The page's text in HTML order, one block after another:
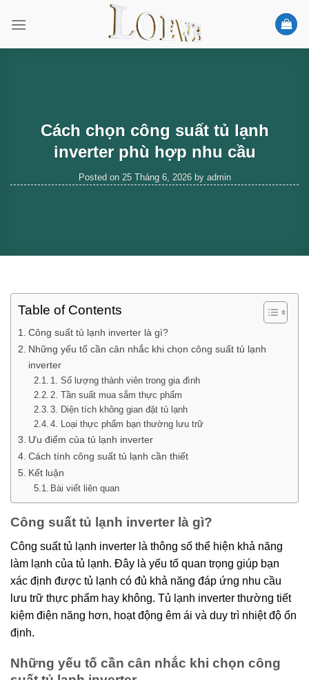
Cách chọn công suất tủ lạnh
inverter phù hợp nhu cầu
Posted on 25 Tháng 6, 2026by admin
Table of Contents
Công suất tủ lạnh inverter là gì?
Những yếu tố cần cân nhắc khi chọn công suất tủ lạnh
inverter
1. Số lượng thành viên trong gia đình
2. Tần suất mua sắm thực phẩm
3. Diện tích không gian đặt tủ lạnh
4. Loại thực phẩm bạn thường lưu trữ
Ưu điểm của tủ lạnh inverter
Cách tính công suất tủ lạnh cần thiết
Kết luận
Bài viết liên quan
Công suất tủ lạnh inverter là gì?
Công suất tủ lạnh inverter là thông số thể hiện khả năng
làm lạnh của tủ lạnh. Đây là yếu tố quan trọng giúp bạn
xác định được tủ lạnh có đủ khả năng đáp ứng nhu cầu
lưu trữ thực phẩm hay không. Tủ lạnh inverter thường tiết
kiệm điện năng hơn, hoạt động êm ái và duy trì nhiệt độ ổn
định.
Những yếu tố cần cân nhắc khi chọn công